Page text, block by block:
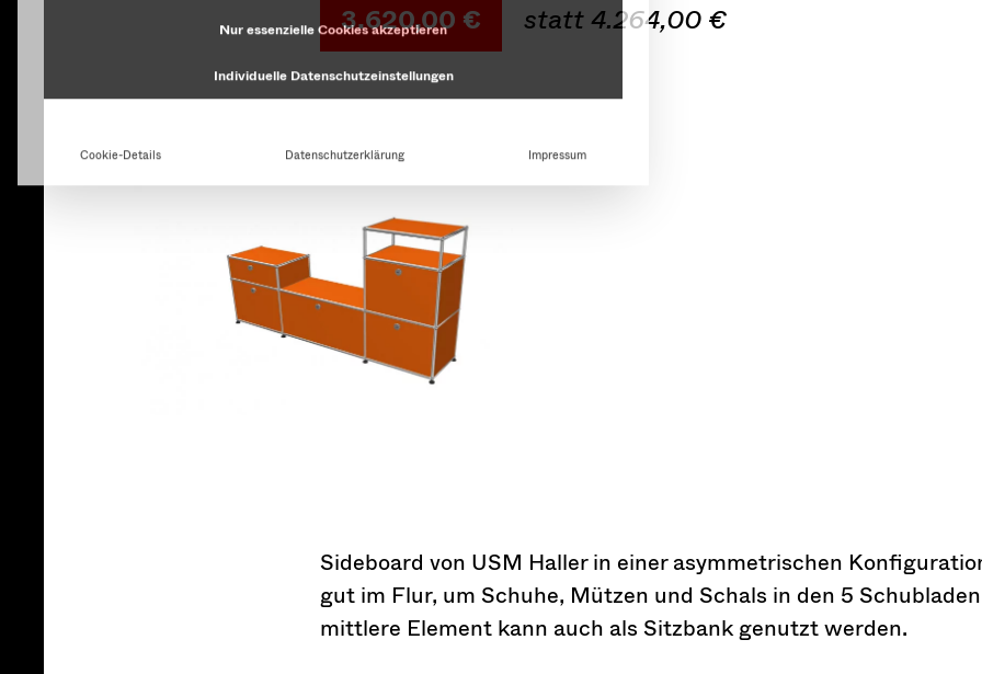
3.620,00 € statt 4.264,00 €
Sideboard von USM Haller in einer asymmetrischen
gut im Flur, um Schuhe, Mützen und Schals in den 5
mittlere Element kann auch als Sitzbank genutzt werden.
Datenschutzerklärung